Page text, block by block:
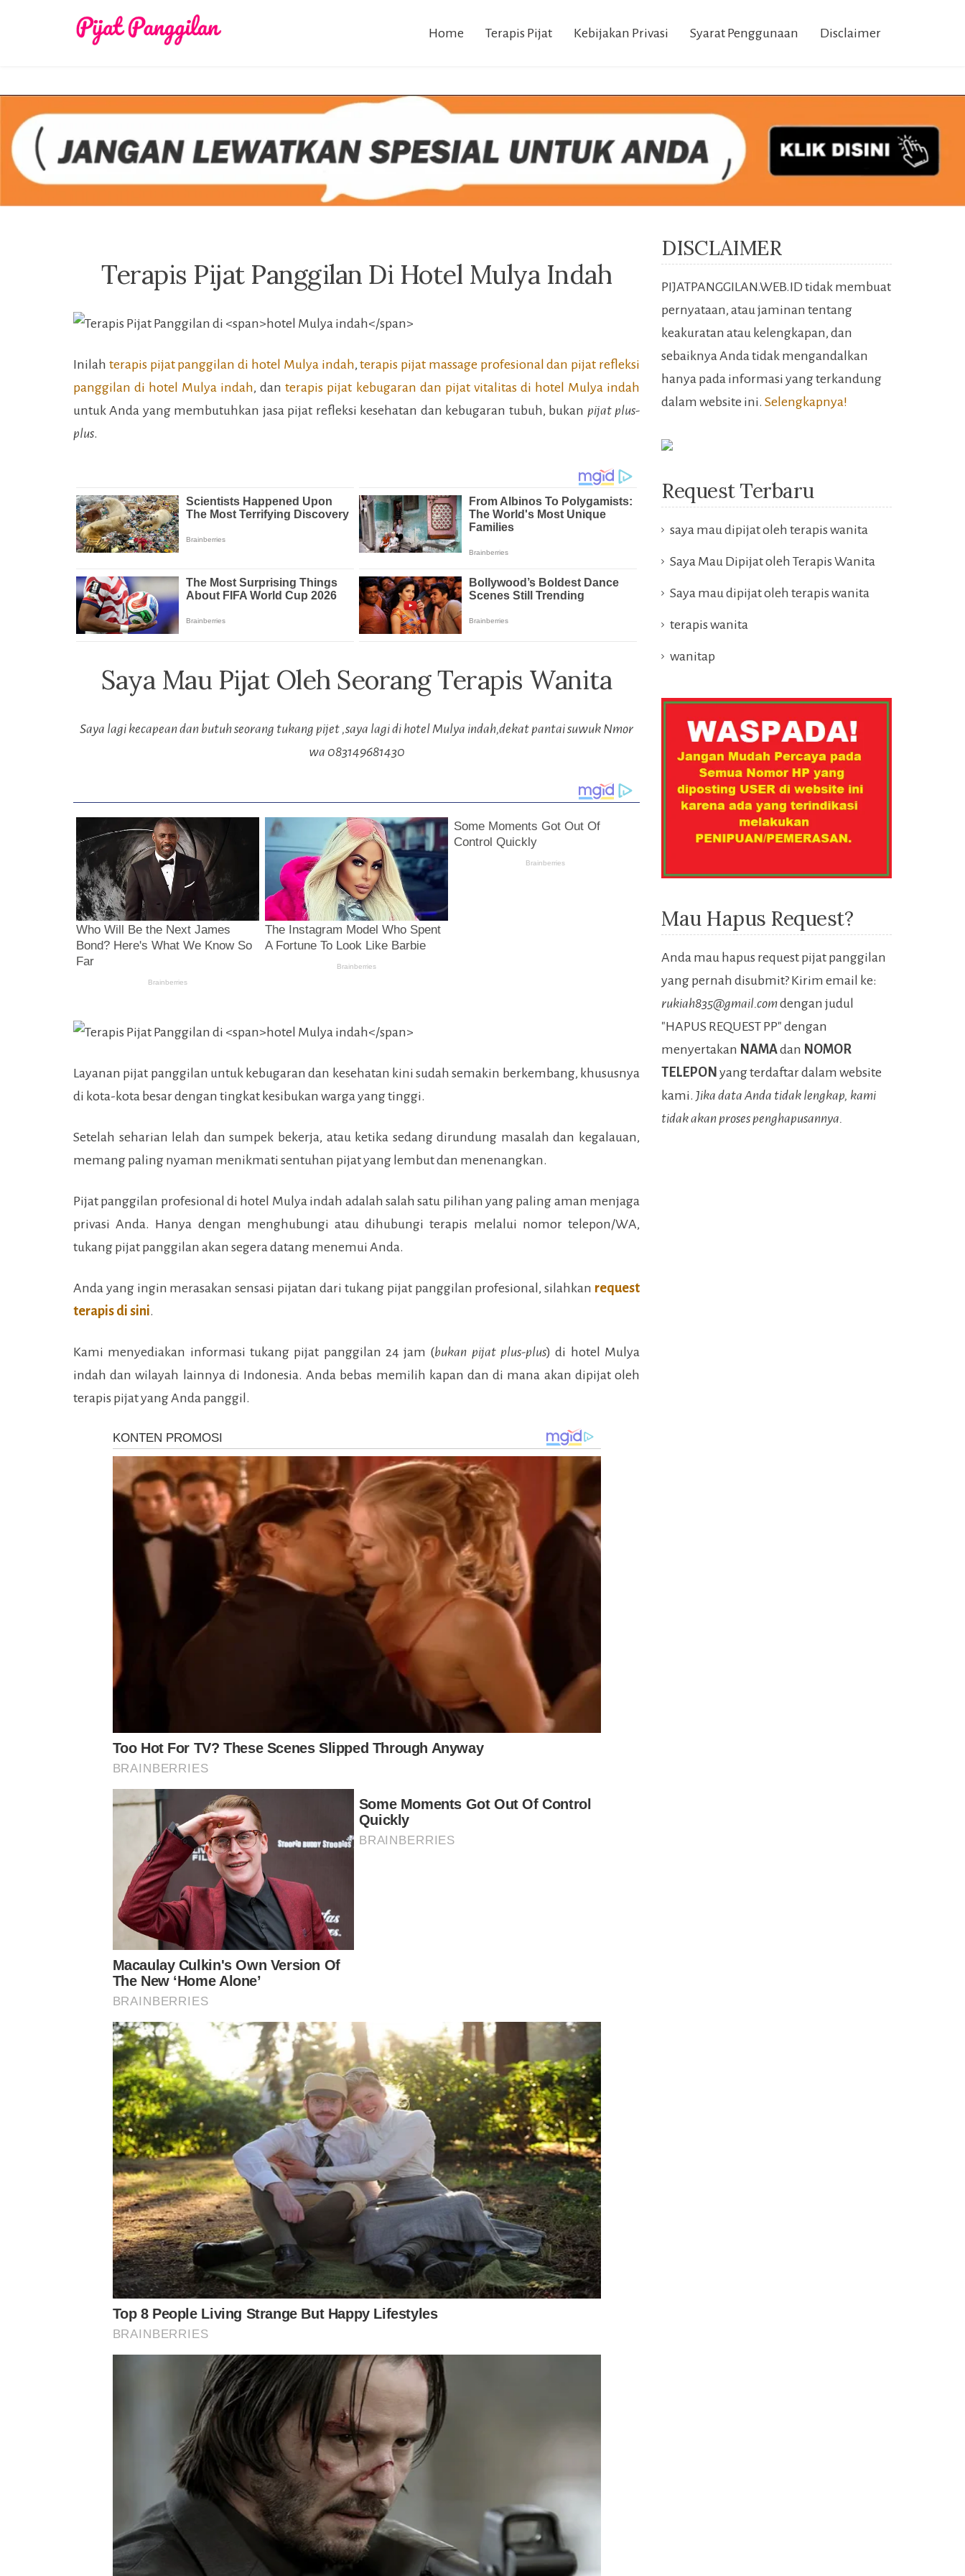
Home Terapis Pijat Kebijakan Privasi Syarat Penggunaan Disclaimer
Terapis Pijat Panggilan Di Hotel Mulya Indah
Inilah terapis pijat panggilan di hotel Mulya indah,terapis pijat massage profesional dan pijat refleksi
panggilan di hotel Mulya indah, danterapis pijat kebugaran dan pijat vitalitas di hotel Mulya indah
untuk Anda yang membutuhkan jasa pijat refleksi kesehatan dan kebugaran tubuh, bukan pijat plus-
plus.
Saya Mau Pijat Oleh Seorang Terapis Wanita
Saya lagi kecapean dan butuh seorang tukang pijet ,saya lagi di hotel Mulya indah,dekat pantai suwuk Nmor
wa 083149681430
Layanan pijat panggilan untuk kebugaran dan kesehatan kini sudah semakin berkembang, khususnya
di kota-kota besar dengan tingkat kesibukan warga yang tinggi.
Setelah seharian lelah dan sumpek bekerja, atau ketika sedang dirundung masalah dan kegalauan,
memang paling nyaman menikmati sentuhan pijat yang lembut dan menenangkan.
Pijat panggilan profesional di hotel Mulya indah adalah salah satu pilihan yang paling aman menjaga
privasi Anda. Hanya dengan menghubungi atau dihubungi terapis melalui nomor telepon/WA,
tukang pijat panggilan akan segera datang menemui Anda.
Anda yang ingin merasakan sensasi pijatan dari tukang pijat panggilan profesional, silahkan request
terapis di sini.
Kami menyediakan informasi tukang pijat panggilan 24 jam (bukan pijat plus-plus) di hotel Mulya
indah dan wilayah lainnya di Indonesia. Anda bebas memilih kapan dan di mana akan dipijat oleh
terapis pijat yang Anda panggil.
DISCLAIMER
PIJATPANGGILAN.WEB.ID tidak membuat
pernyataan, atau jaminan tentang
keakuratan atau kelengkapan, dan
sebaiknya Anda tidak mengandalkan
hanya pada informasi yang terkandung
dalam website ini. Selengkapnya!
Request Terbaru
saya mau dipijat oleh terapis wanita
Saya Mau Dipijat oleh Terapis Wanita
Saya mau dipijat oleh terapis wanita
terapis wanita
wanitap
Mau Hapus Request?
Anda mau hapus request pijat panggilan
yang pernah disubmit? Kirim email ke:
rukiah835@gmail.comdengan judul
"HAPUS REQUEST PP" dengan
menyertakan NAMAdan NOMOR
TELEPON yang terdaftar dalam website
kami. Jika data Anda tidak lengkap, kami
tidak akan proses penghapusannya.